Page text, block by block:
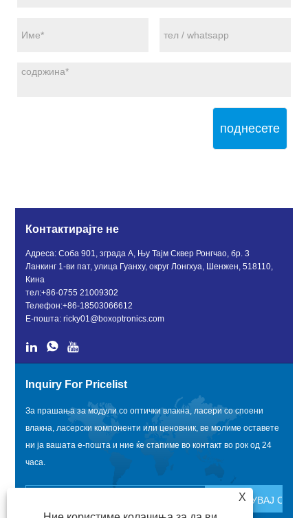
поднесете
Контактирајте не
Адреса: Соба 901, зграда А, Њу Тајм Сквер Ронгчао, бр. 3
Ланкинг 1-ви пат, улица Гуанху, округ Лонгхуа, Шенжен, 518110,
Кина
тел:+86-0755 21009302
Телефон:+86-18503066612
Е-пошта:ricky01@boxoptronics.com
Inquiry For Pricelist
За прашања за модули со оптички влакна, ласери со споени
влакна, ласерски компоненти или ценовник, ве молиме оставете
ни ја вашата е-пошта и ние ќе стапиме во контакт во рок од 24
часа.
X